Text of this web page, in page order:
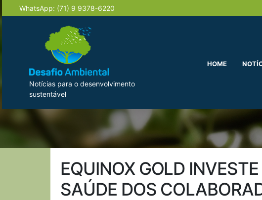
WhatsApp: (71) 9 9378-6220
Notícias para o desenvolvimento
sustentável
HOME
EQUINOX GOLD
SAÚDE DOS